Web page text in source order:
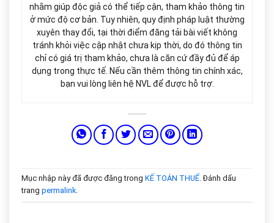
nhằm giúp độc giả có thể tiếp cận, tham khảo thông tin
ở mức độ cơ bản. Tuy nhiên, quy định pháp luật thường
xuyên thay đổi, tại thời điểm đăng tải bài viết không
tránh khỏi việc cập nhật chưa kịp thời, do đó thông tin
chỉ có giá trị tham khảo, chưa là căn cứ đầy đủ để áp
dụng trong thực tế. Nếu cần thêm thông tin chính xác,
bạn vui lòng liên hệ NVL để được hỗ trợ.
Mục nhập này đã được đăng trong KẾ TOÁN THUẾ . Đánh dấu
trang permalink